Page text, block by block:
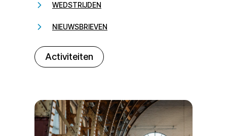
WEDSTRIJDEN
NIEUWSBRIEVEN
Activiteiten
232323